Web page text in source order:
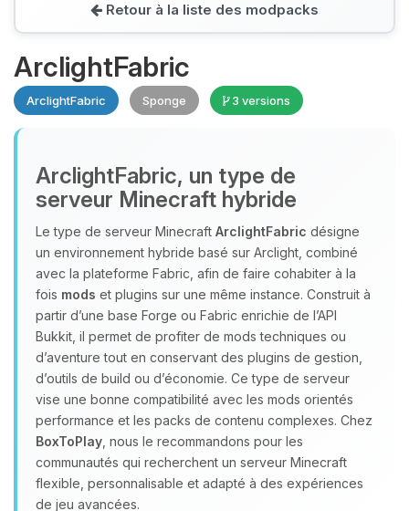
Retour à la liste des modpacks
ArclightFabric
ArclightFabric Sponge 3 versions
ArclightFabric, un type de
serveur Minecraft hybride
Le type de serveur Minecraft ArclightFabric désigne
un environnement hybride basé sur Arclight, combiné
avec la plateforme Fabric, afin de faire cohabiter à la
fois mods et plugins sur une même instance. Construit à
partir d’une base Forge ou Fabric enrichie de l’API
Bukkit, il permet de profiter de mods techniques ou
d’aventure tout en conservant des plugins de gestion,
d’outils de build ou d’économie. Ce type de serveur
vise une bonne compatibilité avec les mods orientés
performance et les packs de contenu complexes. Chez
BoxToPlay , nous le recommandons pour les
communautés qui recherchent un serveur Minecraft
flexible, personnalisable et adapté à des expériences
de jeu avancées.
Youpi, enfin quelqu’un pour me
parler ! Moi c’est Choupy, ton petit
assistant BoxToPlay. Dis-moi ce dont
tu as besoin et je vais remuer mes
petits circuits pour t’aider.
10/08/2026 à 14:09